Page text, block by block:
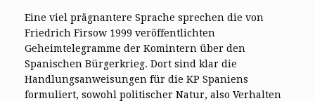
Eine viel prägnantere Sprache sprechen die von
Friedrich Firsow 1999 veröffentlichten
Geheimtelegramme der Komintern über den
Spanischen Bürgerkrieg. Dort sind klar die
Handlungsanweisungen für die KP Spaniens
formuliert, sowohl politischer Natur, also Verhalten